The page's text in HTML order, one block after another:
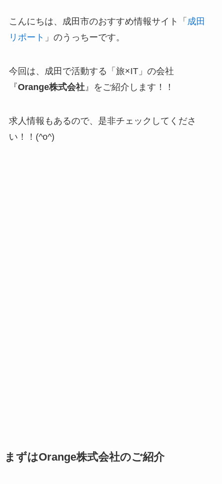
こんにちは、成田市のおすすめ情報サイト「 成田
リポート 」のうっちーです。
今回は、成田で活動する「旅×IT」の会社
『Orange株式会社』をご紹介します！！
求人情報もあるので、是非チェックしてくださ
い！！(^o^)
まずはOrange株式会社のご紹介